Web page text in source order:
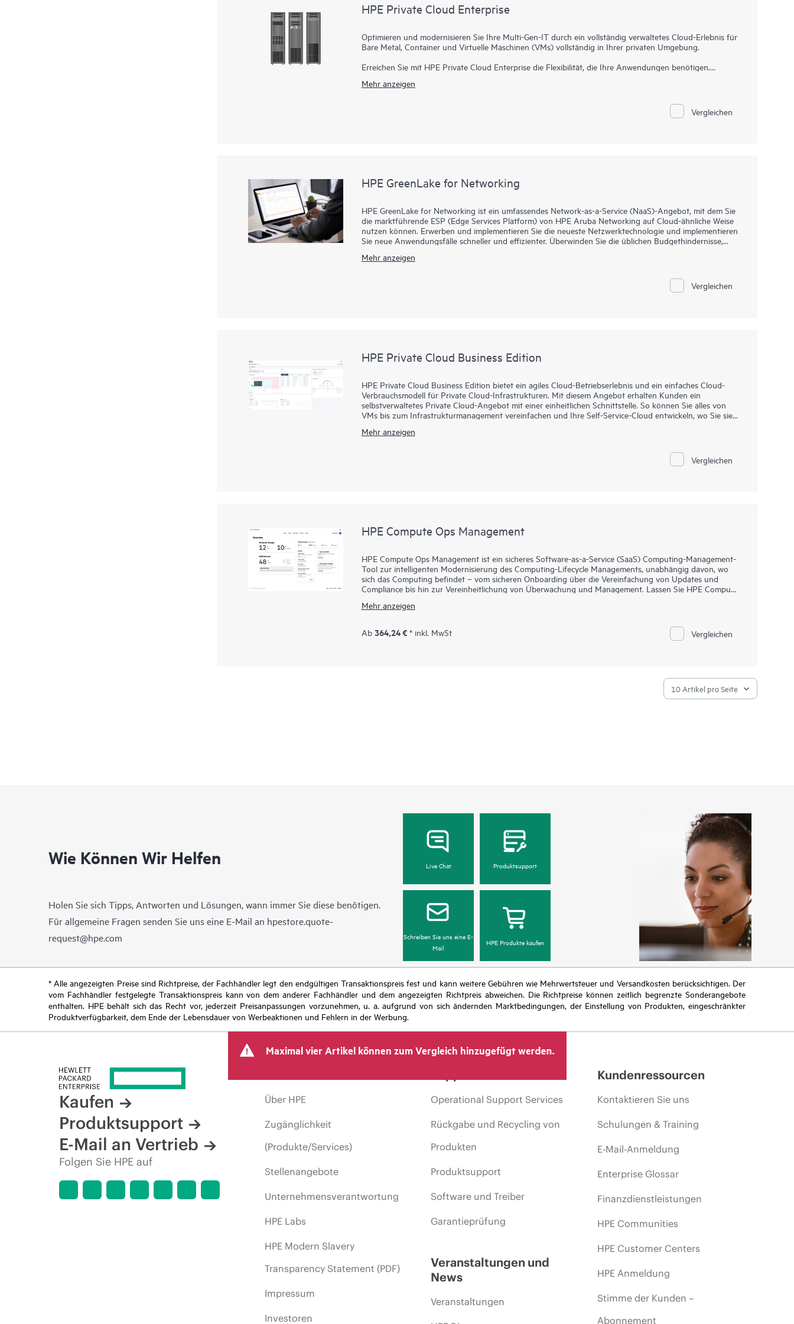
HPE Private Cloud Enterprise
Optimieren und modernisieren Sie Ihre Multi-Gen-IT durch ein vollständig verwaltetes Cloud-Erlebnis für
Bare Metal, Container und Virtuelle Maschinen (VMs) vollständig in Ihrer privaten Umgebung.
Erreichen Sie mit HPE Private Cloud Enterprise die Flexibilität, die Ihre Anwendungen benötigen.
Nutzen Sie das Potenzial Ihrer Daten mit einer neu konzipierten Private Cloud, die für Ihre Hybrid-
Anwendungen und Daten an all Ihren Standorten – in den Rechenzentren, in den Colocation-
Einrichtungen oder am Edge – mit der für Ihre Geschäftsanforderungen erforderlichen Sicherheit und
Mehr anzeigen
Vergleichen
HPE GreenLake for Networking
HPE GreenLake for Networking ist ein umfassendes Network-as-a-Service (NaaS)-Angebot, mit dem Sie
die marktführende ESP (Edge Services Platform) von HPE Aruba Networking auf Cloud-ähnliche Weise
nutzen können. Erwerben und implementieren Sie die neueste Netzwerktechnologie und implementieren
Sie neue Anwendungsfälle schneller und effizienter. Überwinden Sie die üblichen Budgethindernisse,
Abonnement zusammenfassen, das keine Vorab-Kapitalausgaben erfordert. Optimieren Sie die Leistung
Mehr anzeigen
Vergleichen
HPE Private Cloud Business Edition
HPE Private Cloud Business Edition bietet ein agiles Cloud-Betriebserlebnis und ein einfaches Cloud-
Verbrauchsmodell für Private Cloud-Infrastrukturen. Mit diesem Angebot erhalten Kunden ein
selbstverwaltetes Private Cloud-Angebot mit einer einheitlichen Schnittstelle. So können Sie alles von
VMs bis zum Infrastrukturmanagement vereinfachen und Ihre Self-Service-Cloud entwickeln, wo Sie sie
neue Route-to-Market-Erweiterung unseres Standardangebots. Es bietet eine Bereitstellungsoption, die
das Benutzererlebnis weiter vereinfacht, indem sie die Vorteile und den Wert einer Colocation-
Mehr anzeigen
Vergleichen
HPE Compute Ops Management
HPE Compute Ops Management ist ein sicheres Software-as-a-Service (SaaS) Computing-Management-
Tool zur intelligenten Modernisierung des Computing-Lifecycle Managements, unabhängig davon, wo
sich das Computing befindet – vom sicheren Onboarding über die Vereinfachung von Updates und
Compliance bis hin zur Vereinheitlichung von Überwachung und Management. Lassen Sie HPE Compute
Mehr anzeigen
Ab 364,24 € * inkl. MwSt Vergleichen
Wie Können Wir Helfen
Holen Sie sich Tipps, Antworten und Lösungen, wann immer Sie diese benötigen.
Für allgemeine Fragen senden Sie uns eine E-Mail an hpestore.quote-
request@hpe.com
Live Chat Produktsupport
Schreiben Sie uns eine E-
Mail
HPE Produkte kaufen
* Alle angezeigten Preise sind Richtpreise, der Fachhändler legt den endgültigen Transaktionspreis fest und kann weitere Gebühren wie Mehrwertsteuer und Versandkosten berücksichtigen. Der
vom Fachhändler festgelegte Transaktionspreis kann von dem anderer Fachhändler und dem angezeigten Richtpreis abweichen. Die Richtpreise können zeitlich begrenzte Sonderangebote
enthalten. HPE behält sich das Recht vor, jederzeit Preisanpassungen vorzunehmen, u. a. aufgrund von sich ändernden Marktbedingungen, der Einstellung von Produkten, eingeschränkter
Produktverfügbarkeit, dem Ende der Lebensdauer von Werbeaktionen und Fehlern in der Werbung.
Maximal vier Artikel können zum Vergleich hinzugefügt werden.
Kaufen
Produktsupport
E-Mail an Vertrieb
Folgen Sie HPE auf
Über HPE
Zugänglichkeit
(Produkte/Services)
Stellenangebote
Unternehmensverantwortung
HPE Labs
HPE Modern Slavery
Transparency Statement (PDF)
Impressum
Investoren
Operational Support Services
Rückgabe und Recycling von
Produkten
Produktsupport
Software und Treiber
Garantieprüfung
Veranstaltungen und
News
Veranstaltungen
Kundenressourcen
Kontaktieren Sie uns
Schulungen & Training
E-Mail-Anmeldung
Enterprise Glossar
Finanzdienstleistungen
HPE Communities
HPE Customer Centers
HPE Anmeldung
Stimme der Kunden –
Abonnement